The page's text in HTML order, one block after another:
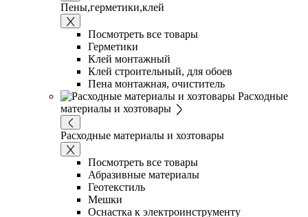
Пены,герметики,клей
Посмотреть все товары
Герметики
Клей монтажный
Клей строительный, для обоев
Пена монтажная, очиститель
Расходные
материалы и хозтовары
Расходные материалы и хозтовары
Посмотреть все товары
Абразивные материалы
Геотекстиль
Мешки
Оснастка к электроинструменту